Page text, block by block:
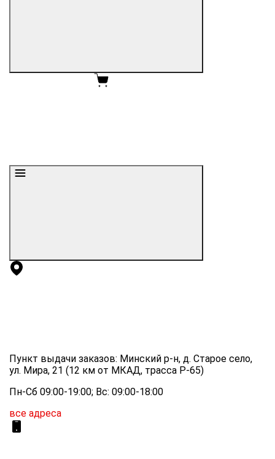
Пункт выдачи заказов: Минский р-н, д. Старое село,
ул. Мира, 21 (12 км от МКАД, трасса P-65)
Пн-Сб 09:00-19:00; Вс: 09:00-18:00
все адреса